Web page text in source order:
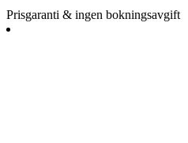
Prisgaranti & ingen bokningsavgift